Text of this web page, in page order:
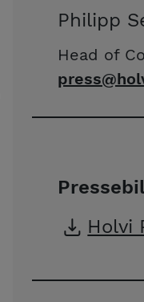
Philipp
Head of
Holvi